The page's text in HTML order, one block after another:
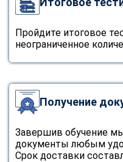
Пройдите итоговое
неограниченное
Получение
Завершив обучение
документы любым
Срок доставки